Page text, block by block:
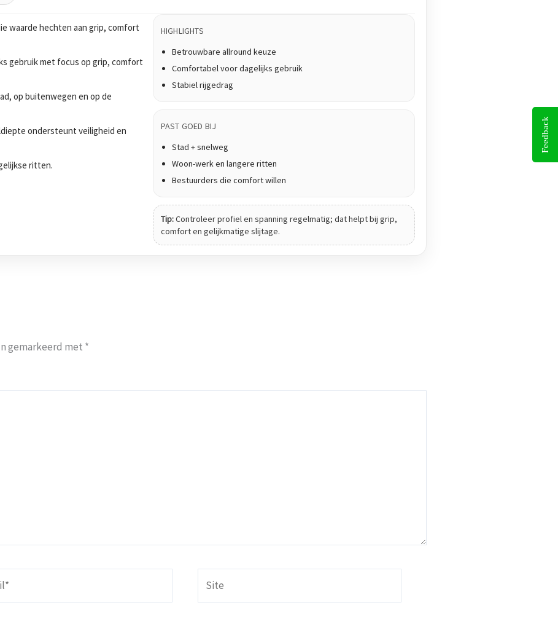
waarde hechten aan grip, comfort
gebruik met focus op grip, comfort
op buitenwegen en op de
ondersteunt veiligheid en
ritten.
HIGHLIGHTS
Betrouwbare allround keuze
Comfortabel voor dagelijks gebruik
Stabiel rijgedrag
PAST GOED BIJ
Stad + snelweg
Woon-werk en langere ritten
Bestuurders die comfort willen
Tip:Controleer profiel en spanning regelmatig; dat helpt bij grip,
comfort en gelijkmatige slijtage.
gemarkeerd met *
Feedback